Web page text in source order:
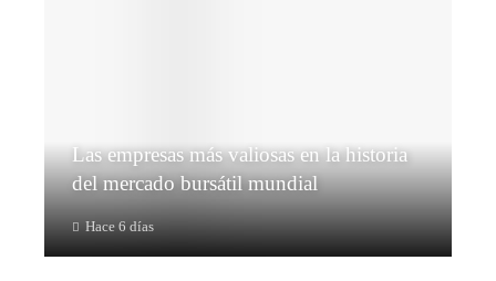
Las empresas más valiosas en la historia
del mercado bursátil mundial
Hace 6 días